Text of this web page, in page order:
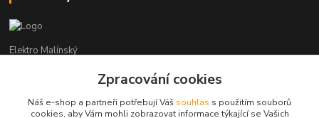
Elektro Malínský
+420 608 255 160
(Po-Čt - 8:30-16:00, Pá - 8:30-14:00)
Zpracování cookies
Náš e-shop a partneři potřebují Váš souhlas s použitím souborů
cookies, aby Vám mohli zobrazovat informace týkající se Vašich